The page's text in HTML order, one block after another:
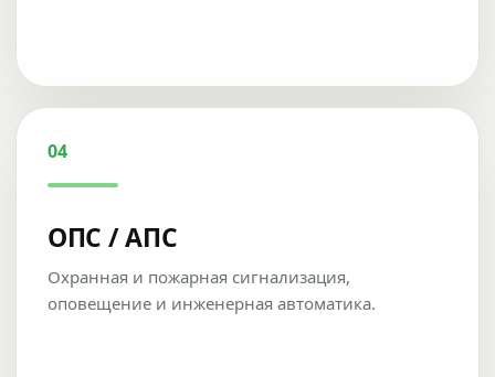
04
ОПС / АПС
Охранная и пожарная сигнализация,
оповещение и инженерная автоматика.